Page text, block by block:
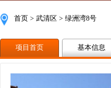
首页 > 武清区 > 绿洲湾8号
项目首页 基本信息